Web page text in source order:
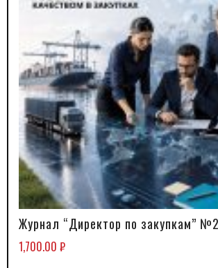
В КОРЗИНУ
Журнал “Директор по закупкам”
1,700.00 ₽